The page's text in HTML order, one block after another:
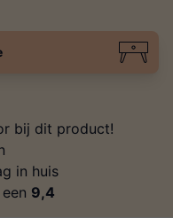
bij dit product!
in huis
9,4